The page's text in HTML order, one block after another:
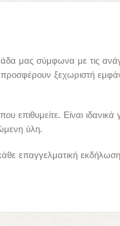
μας σύμφωνα με τις
ξεχωριστή
επιθυμείτε. Είναι ιδανικά
ύλη.
επαγγελματική εκδήλωση.